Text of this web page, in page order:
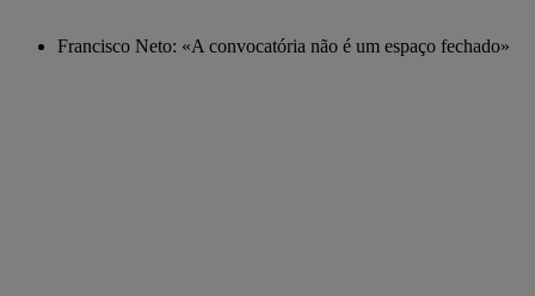
Francisco Neto: «A convocatória não é um espaço fechado»